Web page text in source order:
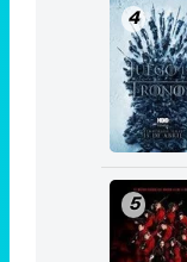
4
5